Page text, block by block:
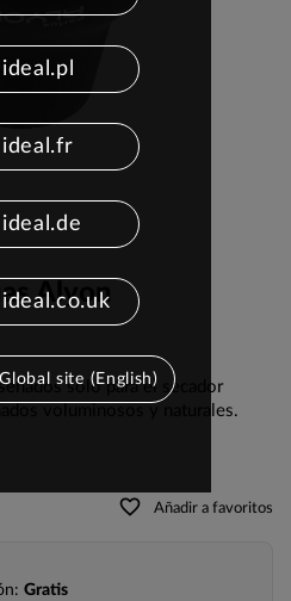
Alyon
solo para el secador
voluminosos y naturales.
favorite_border Añadir a favoritos
Gratis
site (English)